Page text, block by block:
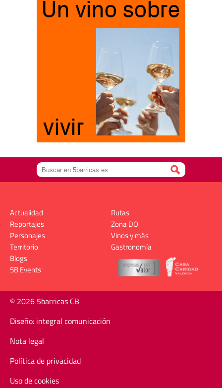
Actualidad
Reportajes
Personajes
Territorio
Rutas
Zona DO
Vinos y más
Gastronomía
Blogs
5B Events
© 2026 5barricas CB
Diseño: integral comunicación
Nota legal
Política de privacidad
Uso de cookies